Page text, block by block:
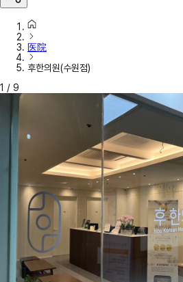
医院
후한의원(수원점)
1 / 9